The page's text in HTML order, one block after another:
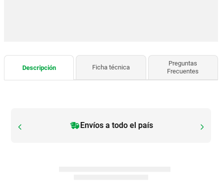
Descripción Ficha técnica
Preguntas
Frecuentes
Envíos a todo el país